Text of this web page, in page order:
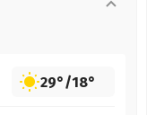
29°/18°